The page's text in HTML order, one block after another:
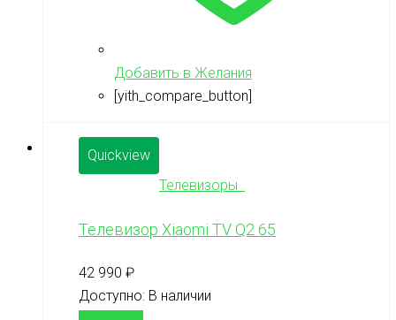
Добавить в Желания
[yith_compare_button]
Quickview
Телевизоры
Телевизор Xiaomi TV Q2 65
42 990 ₽
Доступно: В наличии